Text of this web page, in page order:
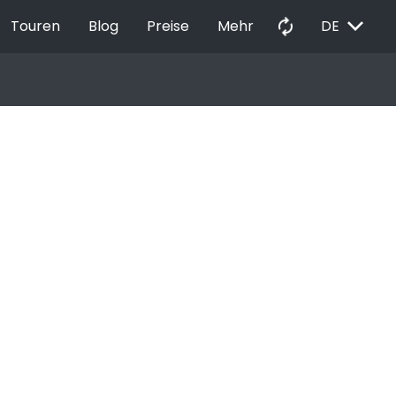
Touren Blog Preise Mehr autorenew DE EXPAND_MORE